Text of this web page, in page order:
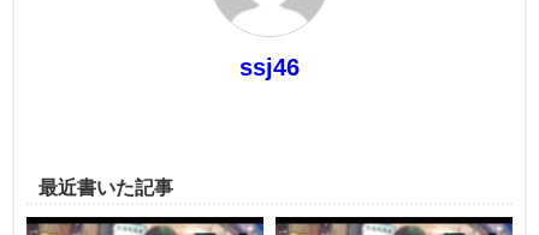
ssj46
最近書いた記事